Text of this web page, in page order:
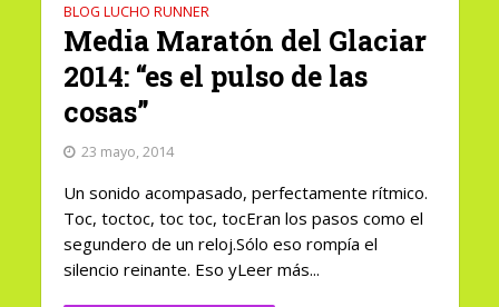
BLOG LUCHO RUNNER
Media Maratón del Glaciar
2014: “es el pulso de las
cosas”
23 mayo, 2014
Un sonido acompasado, perfectamente rítmico.
Toc, toctoc, toc toc, tocEran los pasos como el
segundero de un reloj.Sólo eso rompía el
silencio reinante. Eso yLeer más...